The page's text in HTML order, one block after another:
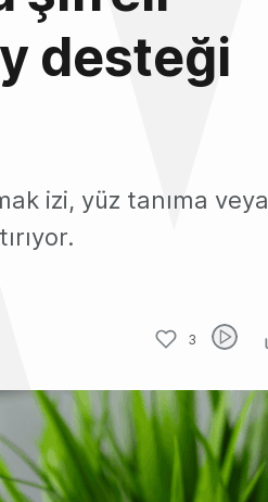
desteği
izi, yüz tanıma veya
3